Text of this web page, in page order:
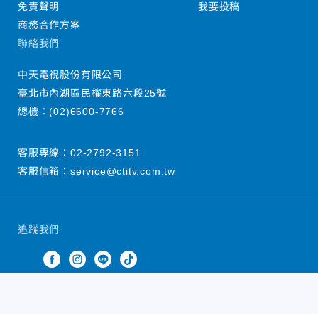
追蹤我們
免責聲明
商務合作方案
我要投稿
聯絡我們
中天電視股份有限公司
臺北市內湖區民權東路六段25號
總機：(02)6600-7766
客服專線： 02-2792-3151
客服信箱： service@ctitv.com.tw